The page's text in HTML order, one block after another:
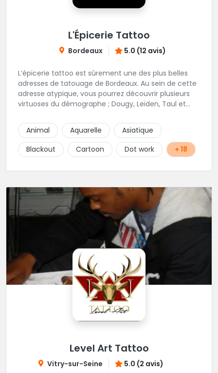
L'Épicerie Tattoo
Bordeaux 5.0 (12 avis)
L’épicerie tattoo est sûrement une des plus belles
adresses de tatouage de Bordeaux. Au sein de cette
adresse atypique, vous pourrez découvrir plusieurs
virtuoses du démographe ; Dougy, Leïden, Taul et
enfant et sympathique, vous pourrez demander
conseil pour votre tattoo. N'hésitez plus une seconde
pour rencontrer cette belle équipe !
Animal Aquarelle
Asiatique
Blackout
Cartoon Dot work + 18
Level Art Tattoo
Vitry-sur-Seine 5.0 (2 avis)